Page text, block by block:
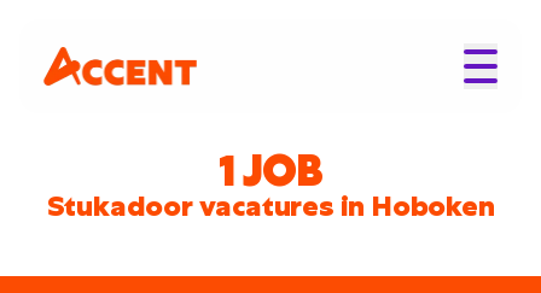
1 JOB
Stukadoor vacatures in Hoboken